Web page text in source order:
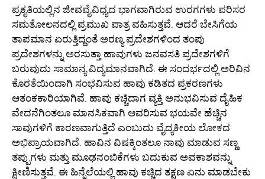
ಪ್ರಕೃತಿಯಲ್ಲಿನ ಜೀವವೈವಿಧ್ಯದ ಭಾಗವಾಗಿರುವ ಉರಗಗಳು ಪರಿಸರ
ಸಮತೋಲನದಲ್ಲಿ ಪ್ರಮುಖ ಪಾತ್ರ ವಹಿಸುತ್ತವೆ. ಆದರೆ ಬೇಸಿಗೆಯ
ತಾಪಮಾನ ಏರುತ್ತಿದ್ದಂತೆ ಅರಣ್ಯ ಪ್ರದೇಶಗಳಿಂದ ತಂಪು
ಪ್ರದೇಶಗಳನ್ನು ಅರಸುತ್ತಾ ಹಾವುಗಳು ಜನವಸತಿ ಪ್ರದೇಶಗಳಿಗೆ
ಬರುವುದು ಸಾಮಾನ್ಯ ವಿದ್ಯಮಾನವಾಗಿದೆ. ಈ ಸಂದರ್ಭದಲ್ಲಿ ಅರಿವಿನ
ಕೊರತೆಯಿಂದಾಗಿ ಸಂಭವಿಸುವ ಹಾವು ಕಡಿತದ ಪ್ರಕರಣಗಳು
ಆತಂಕಕಾರಿಯಾಗಿವೆ. ಹಾವು ಕಚ್ಚಿದಾಗ ವ್ಯಕ್ತಿ ಅನುಭವಿಸುವ ದೈಹಿಕ
ವೇದನೆಗಿಂತಲೂ ಮಾನಸಿಕವಾಗಿ ಆವರಿಸುವ ಭಯವೇ ಹೆಚ್ಚಿನ
ಸಾವುಗಳಿಗೆ ಕಾರಣವಾಗುತ್ತಿದೆ ಎಂಬುದು ವೈದ್ಯಕೀಯ ಲೋಕದ
ಅಭಿಪ್ರಾಯವಾಗಿದೆ. ಹಾವಿನ ವಿಷಕ್ಕಿಂತಲೂ ನಾವು ಮಾಡುವ ಸಣ್ಣ
ತಪ್ಪುಗಳು ಮತ್ತು ಮೂಢನಂಬಿಕೆಗಳು ಬದುಕುವ ಅವಕಾಶವನ್ನು
ಕ್ಷೀಣಿಸುತ್ತವೆ. ಈ ಹಿನ್ನೆಲೆಯಲ್ಲಿ ಹಾವು ಕಚ್ಚಿದ ತಕ್ಷಣ ಏನು ಮಾಡಬೇಕು